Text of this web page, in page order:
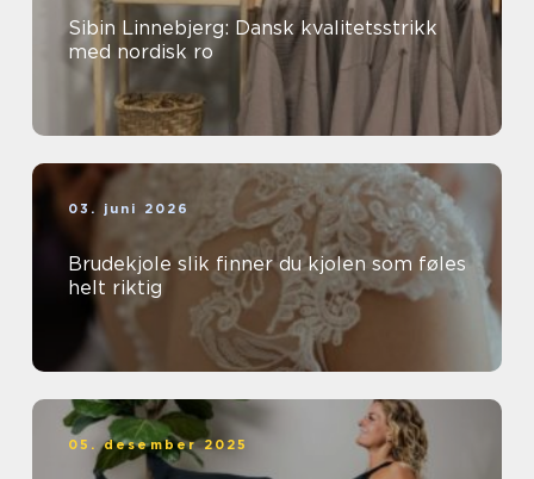
Sibin Linnebjerg: Dansk kvalitetsstrikk
med nordisk ro
03. juni 2026
Brudekjole slik finner du kjolen som føles
helt riktig
05. desember 2025